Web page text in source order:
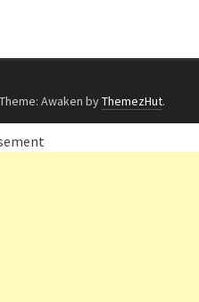
Theme: Awaken byThemezHut.